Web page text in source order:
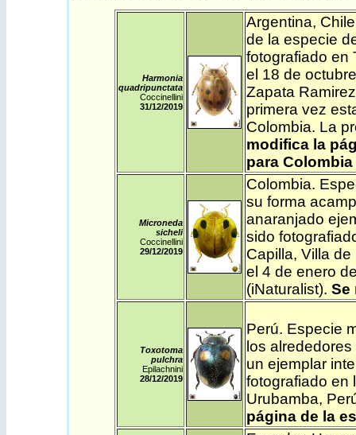
Harmonia
quadripunctata
Coccinellini
31/12/2019
Argentina, Chile
de la especie
fotografiado en
el 18 de
Zapata
primera vez
Colombia. La
modifica la
para Colombia
Microneda
sicheli
Coccinellini
29/12/2019
Colombia.
su forma
anaranjado
sido
Capilla, Villa
el 4 de enero
(iNaturalist). Se
Toxotoma
pulchra
Epilachnini
28/12/2019
Perú. Especie
los
un ejemplar
fotografiado en
Urubamba,
página de la